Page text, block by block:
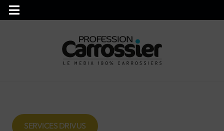
SERVICES DRIVUS